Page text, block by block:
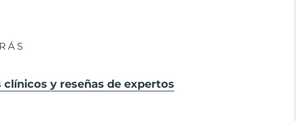
clínicos y reseñas de expertos